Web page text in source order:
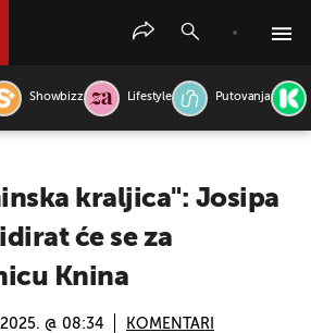
Showbizz Lifestyle Putovanja
kraljica": Josipa
će se za
Knina
@ 08:34 KOMENTARI